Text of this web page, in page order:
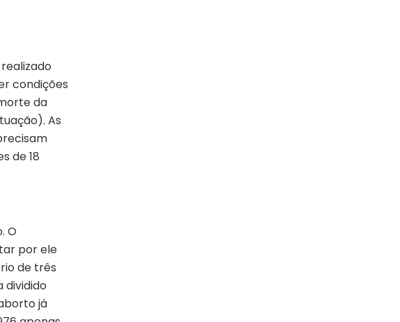
condições
da
As
de 18
O
por ele
de três
dividido
já